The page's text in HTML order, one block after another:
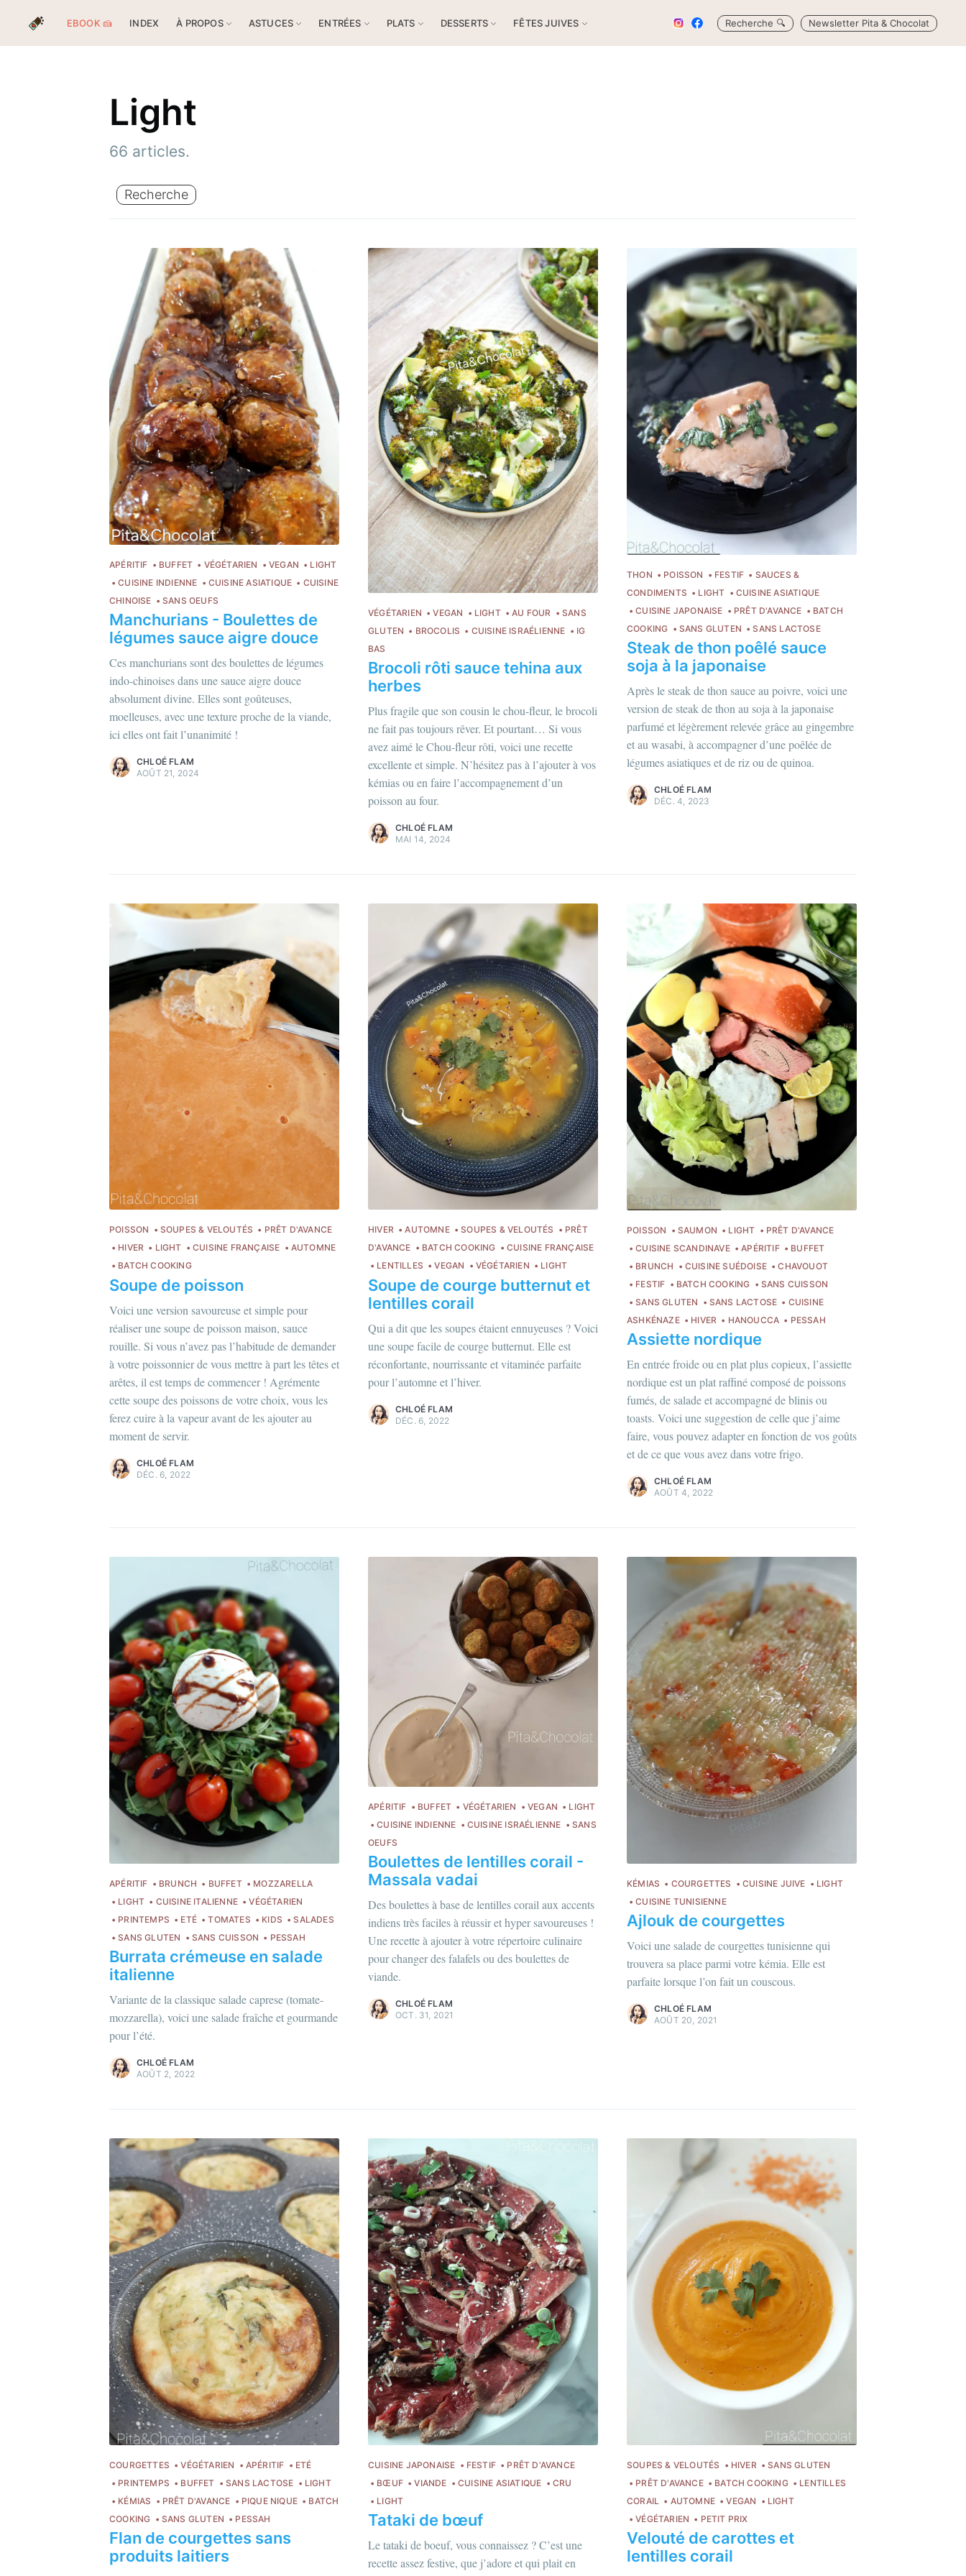
EBOOK 🍰 INDEX À PROPOS ASTUCES ENTRÉES PLATS DESSERTS FÊTES JUIVES Recherche 🔍 Newsletter Pita & Chocolat
Light
66 articles.
Recherche
APÉRITIF BUFFET VÉGÉTARIEN VEGAN
LIGHT
CUISINE INDIENNE
CUISINE ASIATIQUE
CUISINE
CHINOISE
SANS OEUFS
Manchurians - Boulettes de
légumes sauce aigre douce
Ces manchurians sont des boulettes de légumes
indo-chinoises dans une sauce aigre douce
absolument divine. Elles sont goûteuses,
moelleuses, avec une texture proche de la viande,
ici elles ont fait l’unanimité !
Chloé Flam
Pour en savoir plus sur moic'est ici!
Découvrez lesmagazineset plus
CHLOÉ FLAM
AOÛT 21, 2024
VÉGÉTARIEN VEGAN LIGHT AU FOUR
SANS
GLUTEN
BROCOLIS CUISINE ISRAÉLIENNE
IG
BAS
Brocoli rôti sauce tehina aux
herbes
Plus fragile que son cousin le chou-fleur, le brocoli
ne fait pas toujours rêver. Et pourtant… Si vous
avez aimé le Chou-fleur rôti, voici une recette
excellente et simple. N’hésitez pas à l’ajouter à vos
kémias ou en faire l’accompagnement d’un
poisson au four.
Pour en savoir plus sur moic'est ici!
Découvrez lesmagazines etplus
CHLOÉ FLAM
MAI 14, 2024
THON POISSON FESTIF
SAUCES &
CONDIMENTS
LIGHT
CUISINE ASIATIQUE
CUISINE JAPONAISE
PRÊT D'AVANCE
BATCH
COOKING
SANS GLUTEN SANS LACTOSE
Steak de thon poêlé sauce
soja à la japonaise
Après le steak de thon sauce au poivre, voici une
version de steak de thon au soja à la japonaise
parfumé et légèrement relevée grâce au gingembre
et au wasabi, à accompagner d’une poêlée de
légumes asiatiques et de riz ou de quinoa.
Pour en savoir plus sur moic'est ici !
Découvrez lesmagazines etplus
d'articles
CHLOÉ FLAM
DÉC. 4, 2023
POISSON SOUPES & VELOUTÉS
PRÊT D'AVANCE
HIVER
LIGHT CUISINE FRANÇAISE
AUTOMNE
BATCH COOKING
Soupe de poisson
Voici une version savoureuse et simple pour
réaliser une soupe de poisson maison, sauce
rouille. Si vous n’avez pas l’habitude de demander
à votre poissonnier de vous mettre à part les têtes et
arêtes, il est temps de commencer ! Agrémente
cette soupe des poissons de votre choix, vous les
ferez cuire à la vapeur avant de les ajouter au
moment de servir.
Pour en savoir plus sur moi c'est ici!
Découvrez lesmagazinesetplus
CHLOÉ FLAM
DÉC. 6, 2022
HIVER AUTOMNE SOUPES & VELOUTÉS
PRÊT
D'AVANCE
BATCH COOKING
CUISINE FRANÇAISE
LENTILLES
VEGAN VÉGÉTARIEN LIGHT
Soupe de courge butternut et
lentilles corail
Qui a dit que les soupes étaient ennuyeuses ? Voici
une soupe facile de courge butternut. Elle est
réconfortante, nourrissante et vitaminée parfaite
pour l’automne et l’hiver.
Chloé Flam
Pour en savoir plus sur moic'est ici!
Découvrez lesmagazinesetplus
d'articles
CHLOÉ FLAM
DÉC. 6, 2022
POISSON SAUMON LIGHT
PRÊT D'AVANCE
CUISINE SCANDINAVE
APÉRITIF
BUFFET
BRUNCH
CUISINE SUÉDOISE
CHAVOUOT
FESTIF
BATCH COOKING
SANS CUISSON
SANS GLUTEN
SANS LACTOSE
CUISINE
ASHKÉNAZE
HIVER HANOUCCA PESSAH
Assiette nordique
En entrée froide ou en plat plus copieux, l’assiette
nordique est un plat raffiné composé de poissons
fumés, de salade et accompagné de blinis ou
toasts. Voici une suggestion de celle que j’aime
faire, vous pouvez adapter en fonction de vos goûts
et de ce que vous avez dans votre frigo.
Chloé Flam
Pour en savoir plus sur moic'est ici!
Découvrez lesmagazinesetplus
CHLOÉ FLAM
AOÛT 4, 2022
APÉRITIF BRUNCH BUFFET
MOZZARELLA
LIGHT
CUISINE ITALIENNE
VÉGÉTARIEN
PRINTEMPS
ETÉ TOMATES KIDS
SALADES
SANS GLUTEN
SANS CUISSON PESSAH
Burrata crémeuse en salade
italienne
Variante de la classique salade caprese (tomate-
mozzarella), voici une salade fraîche et gourmande
pour l’été.
Chloé Flam
Pour en savoir plus sur moic'est ici!
Découvrez lesmagazinesetplus
CHLOÉ FLAM
AOÛT 2, 2022
APÉRITIF BUFFET VÉGÉTARIEN VEGAN
LIGHT
CUISINE INDIENNE
CUISINE ISRAÉLIENNE
SANS
OEUFS
Boulettes de lentilles corail -
Massala vadai
Des boulettes à base de lentilles corail aux accents
indiens très faciles à réussir et hyper savoureuses !
Une recette à ajouter à votre répertoire culinaire
pour changer des falafels ou des boulettes de
viande.
Chloé Flam
Pour en savoir plus sur moic'est ici !
Découvrez lesmagazinesetplus
CHLOÉ FLAM
OCT. 31, 2021
KÉMIAS COURGETTES CUISINE JUIVE
LIGHT
CUISINE TUNISIENNE
Ajlouk de courgettes
Voici une salade de courgettes tunisienne qui
trouvera sa place parmi votre kémia. Elle est
parfaite lorsque l’on fait un couscous.
Chloé Flam
Pour en savoir plus sur moic'est ici!
Découvrez lesmagazineset plus
CHLOÉ FLAM
AOÛT 20, 2021
COURGETTES VÉGÉTARIEN APÉRITIF
ETÉ
PRINTEMPS
BUFFET SANS LACTOSE
LIGHT
KÉMIAS
PRÊT D'AVANCE PIQUE NIQUE
BATCH
COOKING
SANS GLUTEN PESSAH
Flan de courgettes sans
produits laitiers
CUISINE JAPONAISE FESTIF
PRÊT D'AVANCE
BŒUF
VIANDE CUISINE ASIATIQUE
CRU
LIGHT
Tataki de bœuf
Le tataki de boeuf, vous connaissez ? C’est une
recette assez festive, que j’adore et qui plait en
SOUPES & VELOUTÉS HIVER
SANS GLUTEN
PRÊT D'AVANCE
BATCH COOKING
LENTILLES
CORAIL
AUTOMNE VEGAN
LIGHT
VÉGÉTARIEN
PETIT PRIX
Velouté de carottes et
lentilles corail
recettes de saison et pour les fêtes juives.
S'inscrire
ou suivez-moi surinstagram!